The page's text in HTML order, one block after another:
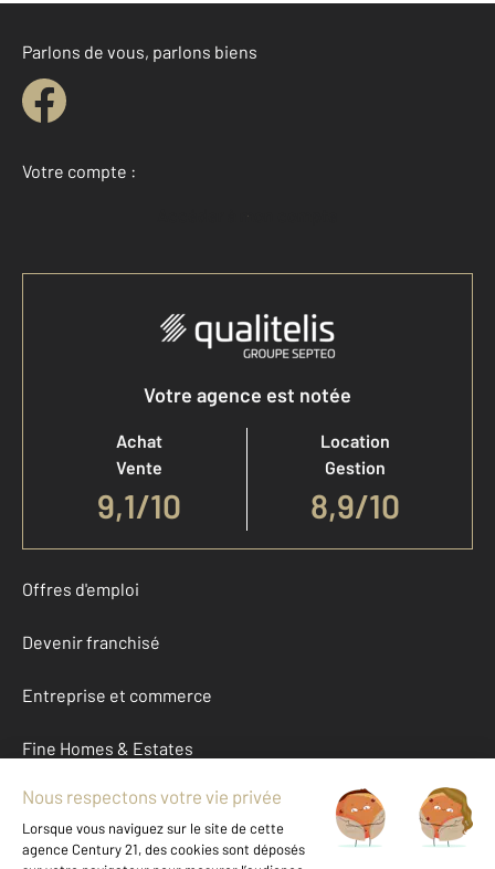
Parlons de vous, parlons biens
Votre compte :
Accéder à mon compte
Votre agence est notée
Achat
Vente
9,1/10
Location
Gestion
8,9/10
Offres d'emploi
Devenir franchisé
Entreprise et commerce
Fine Homes & Estates
À propos
International